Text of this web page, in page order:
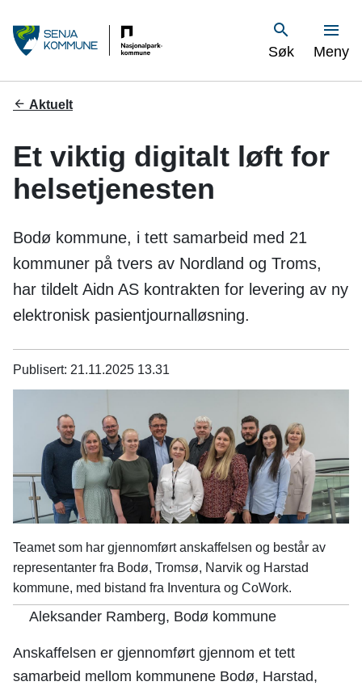
S
e
a
k
o
m
m
u
n
e
Søk Vis
Meny
Du
her:
Aktuelt
Et viktig digitalt løft for
helsetjenesten
Bodø kommune, i tett samarbeid med 21
kommuner på tvers av Nordland og Troms,
har tildelt Aidn AS kontrakten for levering av ny
elektronisk pasientjournalløsning.
Publisert 21.11.2025 13.31
Teamet som har gjennomført anskaffelsen og består av
representanter fra Bodø, Tromsø, Narvik og Harstad
kommune, med bistand fra Inventura og CoWork.
Aleksander Ramberg, Bodø kommune
Anskaffelsen er gjennomført gjennom et tett
samarbeid mellom kommunene Bodø, Harstad,